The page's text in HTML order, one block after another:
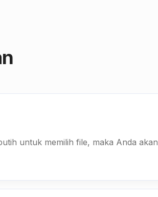
untuk memilih file, maka Anda akan